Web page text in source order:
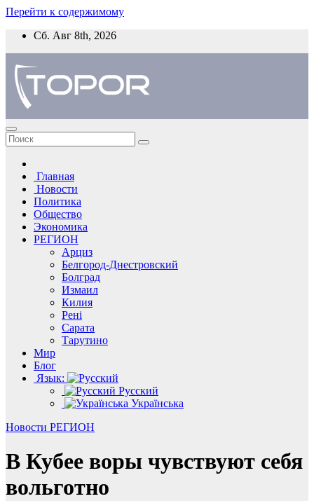
Перейти к содержимому
Сб. Авг 8th, 2026
Главная
Новости
Политика
Общество
Экономика
РЕГИОН
Арциз
Белгород-Днестровский
Болград
Измаил
Килия
Рені
Сарата
Тарутино
Мир
Блог
Язык:
Русский
Українська
Новости РЕГИОН
В Кубее воры чувствуют себя
вольготно